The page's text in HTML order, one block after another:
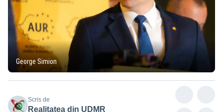
George Simion
Scris de
Realitatea din UDMR